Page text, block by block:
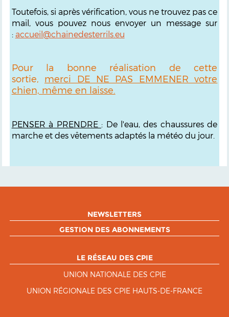
Toutefois, si après vérification, vous ne trouvez pas ce
mail, vous pouvez nous envoyer un message sur
: accueil@chainedesterrils.eu
Pour la bonne réalisation de cette
sortie, merci DE NE PAS EMMENER votre
chien, même en laisse.
PENSER à PRENDRE : De l'eau, des chaussures de
marche et des vêtements adaptés la météo du jour.
NEWSLETTERS
GESTION DES ABONNEMENTS
LE RÉSEAU DES CPIE
UNION NATIONALE DES CPIE
UNION RÉGIONALE DES CPIE HAUTS-DE-FRANCE